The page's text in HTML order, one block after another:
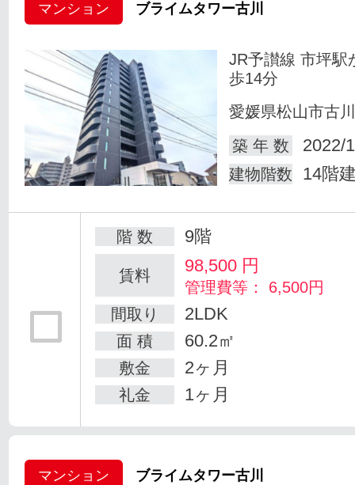
マンション ブライムタワー古川
JR予讃線 市坪駅
歩14分
愛媛県松山市古
築 年 数
2022/
建物階数 14階
階 数 9階
賃料 98,500 円
管理費等： 6,500円
間取り
2LDK
面 積 60.2㎡
敷金 2ヶ月
礼金 1ヶ月
マンション ブライムタワー古川